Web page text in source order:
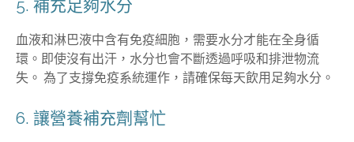
5. 補充足夠水分
血液和淋巴液中含有免疫細胞，需要水分才能在全身循
環。即使沒有出汗，水分也會不斷透過呼吸和排泄物流
失。 為了支撐免疫系統運作，請確保每天飲用足夠水分。
6. 讓營養補充劑幫忙